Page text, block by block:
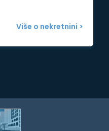
Više o nekretnini >